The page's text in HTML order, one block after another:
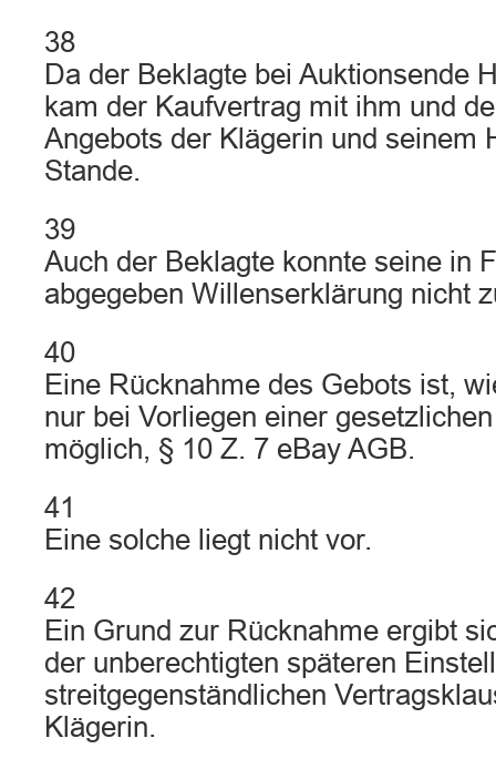
38
Da der Beklagte bei Auktionsende
kam der Kaufvertrag mit ihm und
Angebots der Klägerin und seinem
Stande.
39
Auch der Beklagte konnte seine in
abgegeben Willenserklärung nicht
40
Eine Rücknahme des Gebots ist,
nur bei Vorliegen einer
möglich, § 10 Z. 7 eBay AGB.
41
Eine solche liegt nicht vor.
42
Ein Grund zur Rücknahme ergibt
der unberechtigten späteren
streitgegenständlichen
Klägerin.